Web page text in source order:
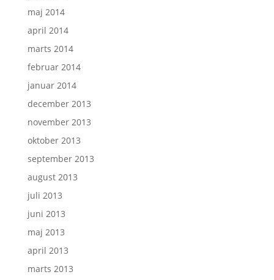
maj 2014
april 2014
marts 2014
februar 2014
januar 2014
december 2013
november 2013
oktober 2013
september 2013
august 2013
juli 2013
juni 2013
maj 2013
april 2013
marts 2013